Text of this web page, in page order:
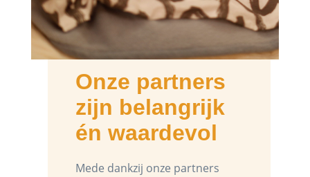
Onze partners
zijn belangrijk
én waardevol
Mede dankzij onze partners